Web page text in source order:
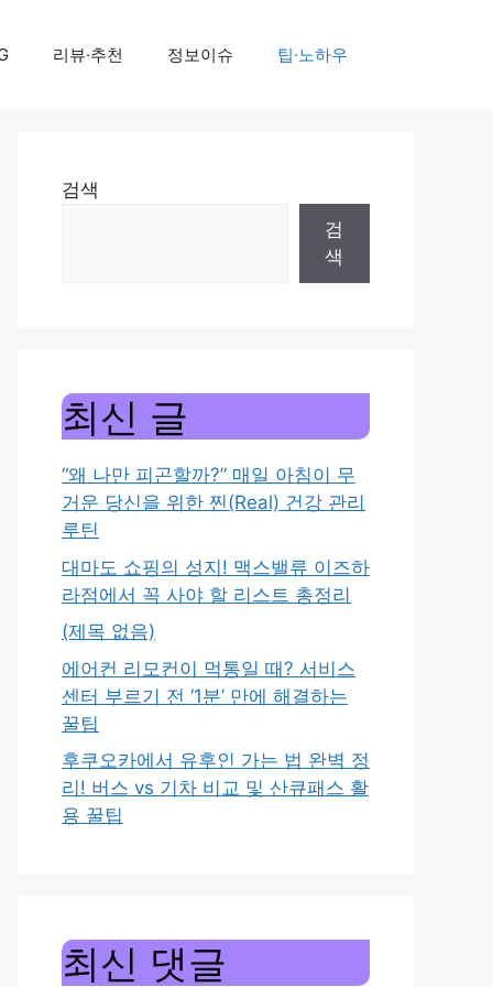
리뷰·추천 정보이슈 팁·노하우
검색
검
색
최신 글
“왜 나만 피곤할까?” 매일 아침이 무
거운 당신을 위한 찐(Real) 건강 관리
루틴
대마도 쇼핑의 성지! 맥스밸류 이즈하
라점에서 꼭 사야 할 리스트 총정리
(제목 없음)
에어컨 리모컨이 먹통일 때? 서비스
센터 부르기 전 ‘1분’ 만에 해결하는
꿀팁
후쿠오카에서 유후인 가는 법 완벽 정
리! 버스 vs 기차 비교 및 산큐패스 활
용 꿀팁
최신 댓글